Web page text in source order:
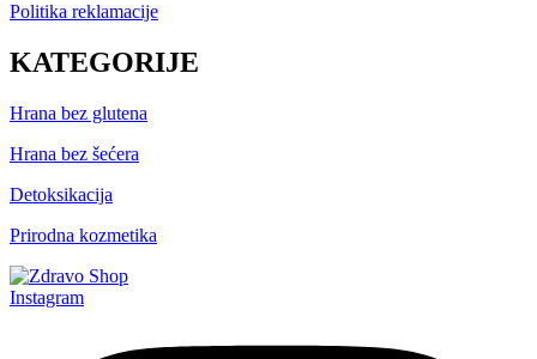
Politika reklamacije
KATEGORIJE
Hrana bez glutena
Hrana bez šećera
Detoksikacija
Prirodna kozmetika
Instagram